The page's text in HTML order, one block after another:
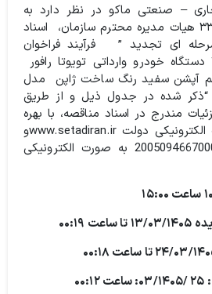
– صنعتی ماکو در نظر دارد به
استناد بند ۵ نشست ۳۳۷ هيات مديره محترم سازمان، اسناد
ای تجدید ” فرآيند فراخوان
عمومي نوبت خرید ۱۵ دستگاه خودرو وارداتی تویوتا رافور
کم آپشن سفید رنگ ساخت ژاپن مدل
شده در جدول ذیل و از طریق
مندرج در اسناد مناقصه، با بهره
گیری از سامانه تدارکات الکترونیکی دولت www.setadiran.irو
با شماره مناقصه 2005094667000009 به صورت الکترونیکی
۰۰:۱۹
۰۰:۱۸
۰۰:۱۲